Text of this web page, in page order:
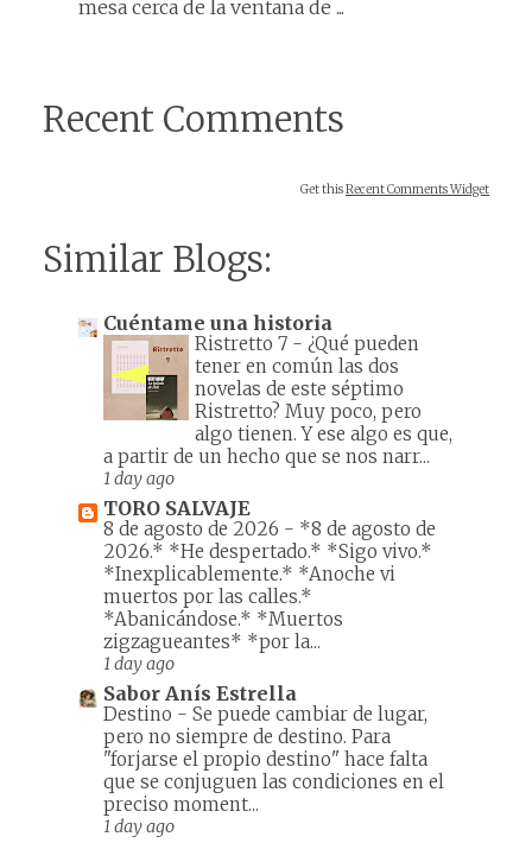
mesa cerca de la ventana de ...
Recent Comments
Get thisRecent Comments Widget
Similar Blogs:
Cuéntame una historia
Ristretto 7 - ¿Qué pueden
tener en común las dos
novelas de este séptimo
Ristretto? Muy poco, pero
algo tienen. Y ese algo es que,
a partir de un hecho que se nos narr...
1 day ago
TORO SALVAJE
8 de agosto de 2026 - *8 de agosto de
2026.* *He despertado.* *Sigo vivo.*
*Inexplicablemente.* *Anoche vi
muertos por las calles.*
*Abanicándose.* *Muertos
zigzagueantes* *por la...
1 day ago
Sabor Anís Estrella
Destino - Se puede cambiar de lugar,
pero no siempre de destino. Para
"forjarse el propio destino" hace falta
que se conjuguen las condiciones en el
preciso moment...
1 day ago